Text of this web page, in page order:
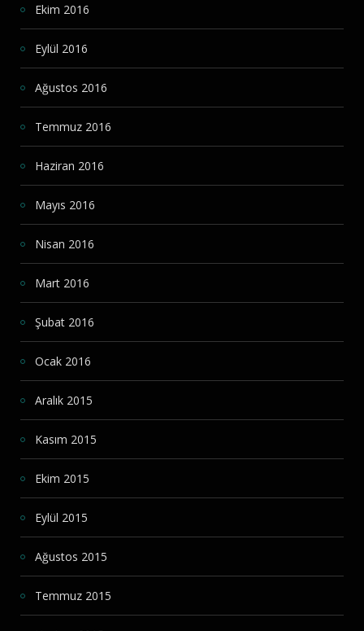
Ekim 2016
Eylül 2016
Ağustos 2016
Temmuz 2016
Haziran 2016
Mayıs 2016
Nisan 2016
Mart 2016
Şubat 2016
Ocak 2016
Aralık 2015
Kasım 2015
Ekim 2015
Eylül 2015
Ağustos 2015
Temmuz 2015